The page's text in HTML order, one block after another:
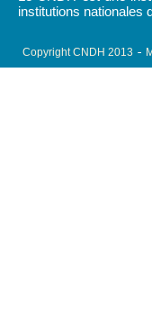
institutions nationales
Copyright CNDH 2013